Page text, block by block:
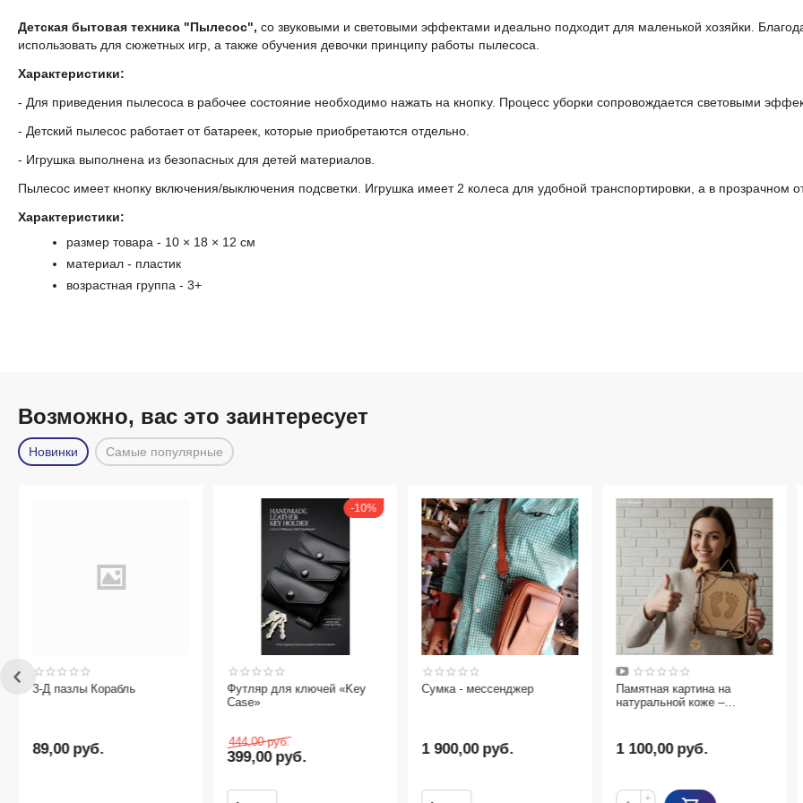
Детская бытовая техника "Пылесос",со звуковыми и световыми эффектами идеально подходит для маленькой хозяйки.
использовать для сюжетных игр, а также обучения девочки принципу работы пылесоса.
Характеристики:
- Для приведения пылесоса в рабочее состояние необходимо нажать на кнопку. Процесс уборки сопровождается световыми
- Детский пылесос работает от батареек, которые приобретаются отдельно.
- Игрушка выполнена из безопасных для детей материалов.
Пылесос имеет кнопку включения/выключения подсветки. Игрушка имеет 2 колеса для удобной транспортировки, а в прозрачном
Характеристики:
размер товара - 10 × 18 × 12 см
материал - пластик
возрастная группа - 3+
Возможно, вас это заинтересует
Новинки Самые популярные
3-Д пазлы Корабль
89,00 руб.
10%
Футляр для ключей «Key
Case»
444,00 руб.
399,00 руб.
Сумка - мессенджер
1 900,00 руб.
Памятная картина на
натуральной коже –
1 100,00 руб.
+